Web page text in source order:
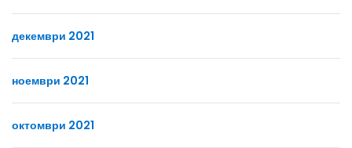
декември 2021
ноември 2021
октомври 2021